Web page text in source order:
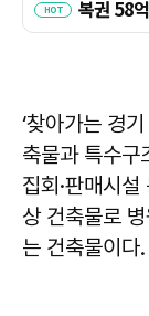
‘찾아가는 경
축물과 특수구
집회·판매시
상 건축물로
는 건축물이다.